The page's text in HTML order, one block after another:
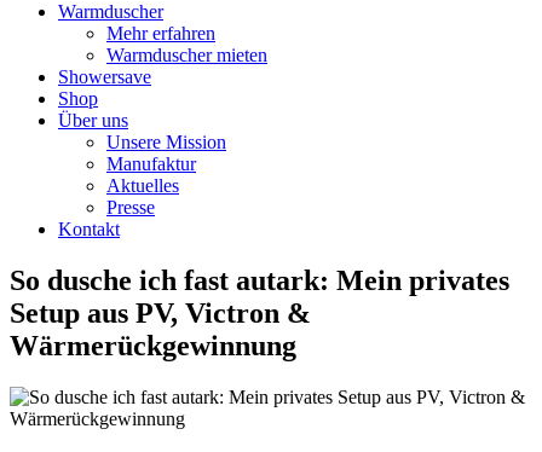
Warmduscher
Mehr erfahren
Warmduscher mieten
Showersave
Shop
Über uns
Unsere Mission
Manufaktur
Aktuelles
Presse
Kontakt
So dusche ich fast autark: Mein privates
Setup aus PV, Victron &
Wärmerückgewinnung